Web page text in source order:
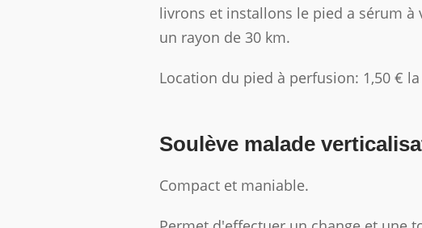
livrons et installons le pied a sérum à
un rayon de 30 km.
Location du pied à perfusion: 1,50 €
Soulève malade
Compact et maniable.